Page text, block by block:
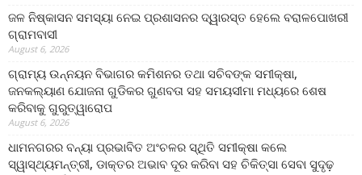
ଜଳ ନିଷ୍କାସନ ସମସ୍ୟା ନେଇ ପ୍ରଶାସନର ଦ୍ୱାରସ୍ତ ହେଲେ ବରାଳପୋଖରୀ
ଗ୍ରାମବାସୀ
August 6, 2026
ଗ୍ରାମ୍ୟ ଉନ୍ନୟନ ବିଭାଗର କମିଶନର ତଥା ସଚିବଙ୍କ ସମୀକ୍ଷା,
ଜନକଲ୍ୟାଣ ଯୋଜନା ଗୁଡିକର ଗୁଣବତା ସହ ସମୟସୀମା ମଧ୍ୟରେ ଶେଷ
କରିବାକୁ ଗୁରୁତ୍ୱାରୋପ
August 6, 2026
ଧାମନଗରର ବନ୍ୟା ପ୍ରଭାବିତ ଅଂଚଳର ସ୍ଥିତି ସମୀକ୍ଷା କଲେ
ସ୍ୱାସ୍ଥ୍ୟମନ୍ତ୍ରୀ, ଡାକ୍ତର ଅଭାବ ଦୂର କରିବା ସହ ଚିକିତ୍ସା ସେବା ସୁଦୃଢ଼